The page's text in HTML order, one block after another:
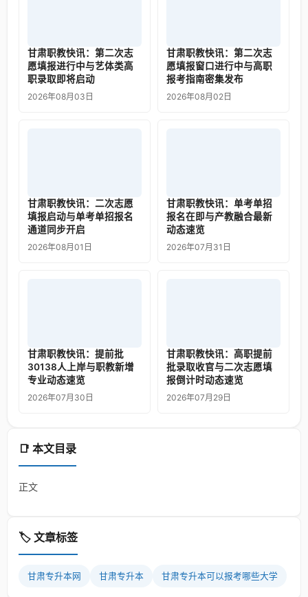
📑 本文目录
正文
🏷️ 文章标签
甘肃专升本网 甘肃专升本 甘肃专升本可以报考哪些大学
甘肃职教快讯：第二次志
愿填报进行中与艺体类高
职录取即将启动
2026年08月03日
甘肃职教快讯：第二次志
愿填报窗口进行中与高职
报考指南密集发布
2026年08月02日
甘肃职教快讯：二次志愿
填报启动与单考单招报名
通道同步开启
2026年08月01日
甘肃职教快讯：单考单招
报名在即与产教融合最新
动态速览
2026年07月31日
甘肃职教快讯：提前批
30138人上岸与职教新增
专业动态速览
2026年07月30日
甘肃职教快讯：高职提前
批录取收官与二次志愿填
报倒计时动态速览
2026年07月29日